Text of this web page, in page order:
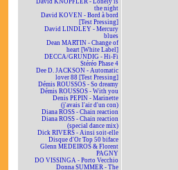
David KNOPFLER - Lonely is
the night
David KOVEN - Bord à bord
[Test Pressing]
David LINDLEY - Mercury
blues
Dean MARTIN - Change of
heart [White Label]
DECCA/GRUNDIG - Hi-Fi
Stéréo Phase 4
Dee D. JACKSON - Automatic
lover 88 [Test Pressing]
Démis ROUSSOS - So dreamy
Démis ROUSSOS - With you
Denis PEPIN - Marinette
(j'avais l'air d'un con)
Diana ROSS - Chain reaction
Diana ROSS - Chain reaction
(special dance mix)
Dick RIVERS - Ainsi soit-elle
Disque d'Or Top 50 biface
Glenn MEDEIROS & Florent
PAGNY
DO VISSINGA - Porto Vecchio
Donna SUMMER - The